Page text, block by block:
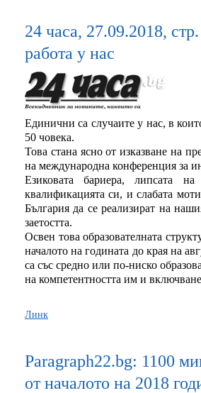
24 часа, 27.09.2018,
работа у нас
Единични са случаите у нас, в
50 човека.
Това стана ясно от изказване на
на международна конференция за
Езиковата бариера, липсата
квалификацията си, и слабата
България да се реализират на
заетостта.
Освен това образователната
началото на годината до края на
са със средно или по-ниско
на компетентността им и
Линк
Paragraph22.bg: 1100
от началото на 2018